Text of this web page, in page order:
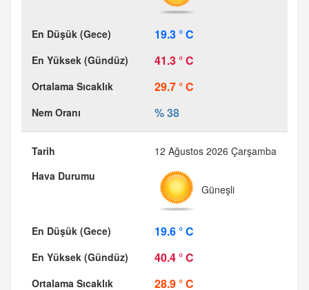
19.3 ° C
41.3 ° C
29.7 ° C
% 38
12 Ağustos 2026 Çarşamba
Güneşli
19.6 ° C
40.4 ° C
28.9 ° C